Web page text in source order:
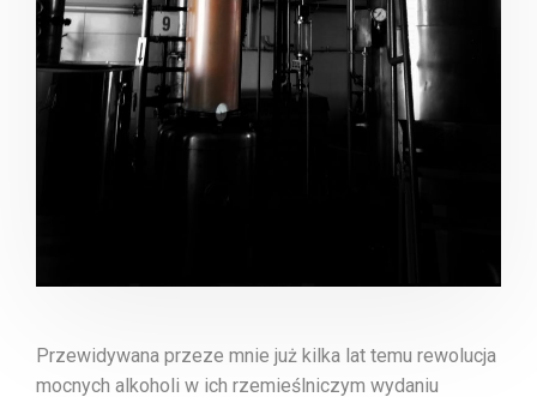
Przewidywana przeze mnie już kilka lat temu rewolucja
mocnych alkoholi w ich rzemieślniczym wydaniu